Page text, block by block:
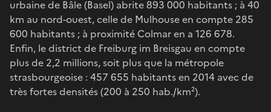
urbaine de Bâle (Basel) abrite 893 000 habitants ; à 40
km au nord-ouest, celle de Mulhouse en compte 285
600 habitants ; à proximité Colmar en a 126 678.
Enfin, le district de Freiburg im Breisgau en compte
plus de 2,2 millions, soit plus que la métropole
strasbourgeoise : 457 655 habitants en 2014 avec de
très fortes densités (200 à 250 hab./km²).